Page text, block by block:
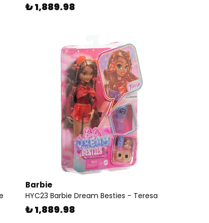
₺ 1,889.98
Barbie
HYC23 Barbie Dream Besties - Teresa
₺ 1,889.98